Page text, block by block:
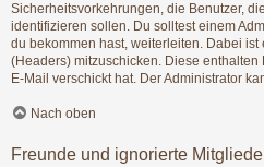
Sicherheitsvorkehrungen, die Benutzer,
identifizieren sollen. Du solltest einem
du bekommen hast, weiterleiten. Dabei
(Headers) mitzuschicken. Diese
E-Mail verschickt hat. Der Administrator
Nach oben
Freunde und ignorierte